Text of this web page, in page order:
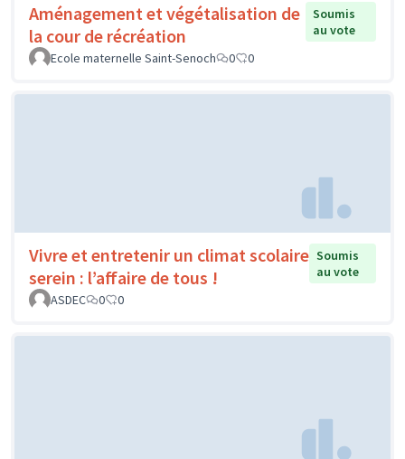
Aménagement et végétalisation de
la cour de récréation
Soumis
au vote
Ecole maternelle Saint-Senoch
0 0
Vivre et entretenir un climat scolaire
serein : l’affaire de tous !
Soumis
au vote
ASDEC
0 0